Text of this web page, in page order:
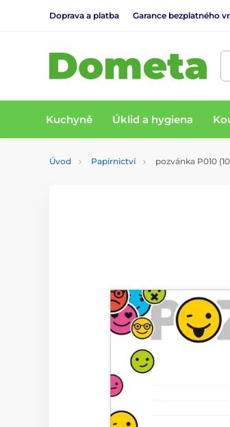
Doprava a platba Garance bezplatného
Kuchyně Úklid a hygiena
Úvod Papírnictví pozvánka P010